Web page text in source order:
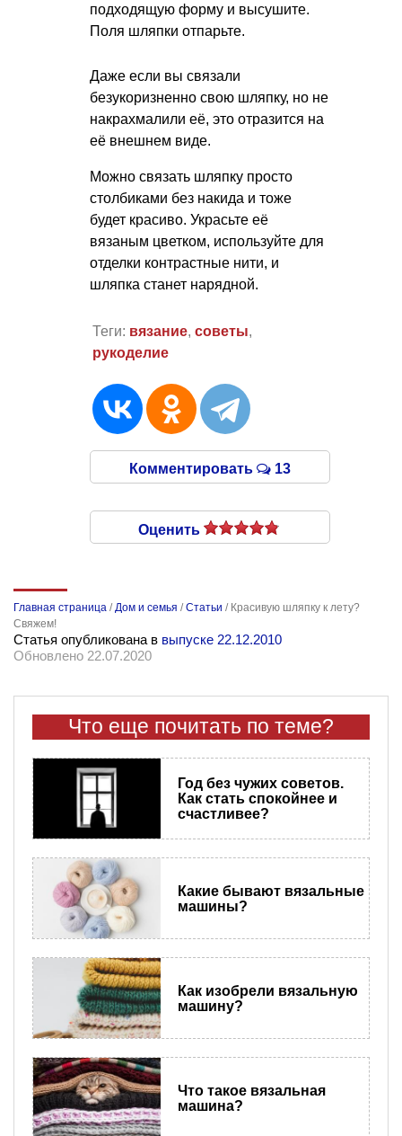
подходящую форму и высушите.
Поля шляпки отпарьте.
Даже если вы связали
безукоризненно свою шляпку, но не
накрахмалили её, это отразится на
её внешнем виде.
Можно связать шляпку просто
столбиками без накида и тоже
будет красиво. Украсьте её
вязаным цветком, используйте для
отделки контрастные нити, и
шляпка станет нарядной.
Теги: вязание, советы,
рукоделие
Комментировать 13
Оценить
Главная страница /Дом и семья /Статьи / Красивую шляпку к лету?
Свяжем!
Статья опубликована в выпуске 22.12.2010
Обновлено 22.07.2020
Что еще почитать по теме?
Год без чужих советов.
Как стать спокойнее и
счастливее?
Какие бывают вязальные
машины?
Как изобрели вязальную
машину?
Что такое вязальная
машина?